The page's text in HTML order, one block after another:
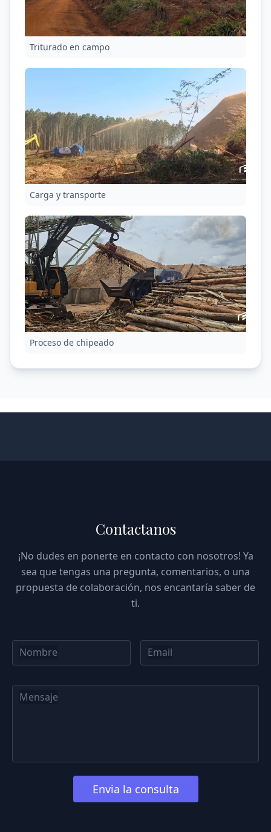
Triturado en campo
Carga y transporte
Proceso de chipeado
Contactanos
¡No dudes en ponerte en contacto con nosotros! Ya
sea que tengas una pregunta, comentarios, o una
propuesta de colaboración, nos encantaría saber de
ti.
Nombre Email
Mensaje
Envia la consulta